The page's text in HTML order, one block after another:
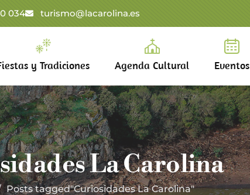
034 turismo@lacarolina.es
y Tradiciones Agenda Cultural Eventos
La Carolina
Posts tagged"Curiosidades La Carolina"